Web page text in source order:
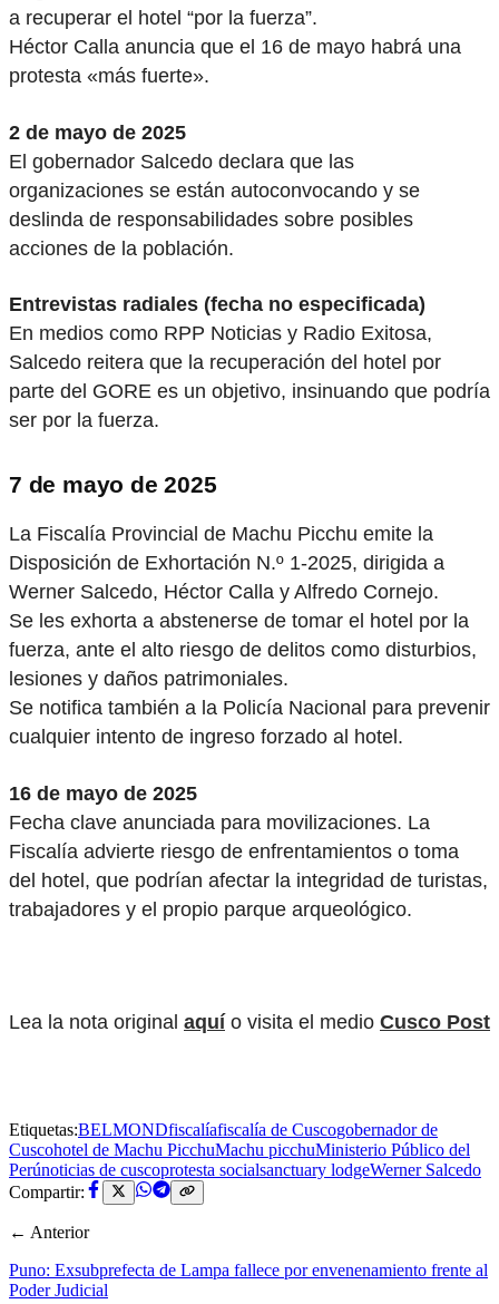
a recuperar el hotel “por la fuerza”.
Héctor Calla anuncia que el 16 de mayo habrá una
protesta «más fuerte».
2 de mayo de 2025
El gobernador Salcedo declara que las
organizaciones se están autoconvocando y se
deslinda de responsabilidades sobre posibles
acciones de la población.
Entrevistas radiales (fecha no especificada)
En medios como RPP Noticias y Radio Exitosa,
Salcedo reitera que la recuperación del hotel por
parte del GORE es un objetivo, insinuando que podría
ser por la fuerza.
7 de mayo de 2025
La Fiscalía Provincial de Machu Picchu emite la
Disposición de Exhortación N.º 1-2025, dirigida a
Werner Salcedo, Héctor Calla y Alfredo Cornejo.
Se les exhorta a abstenerse de tomar el hotel por la
fuerza, ante el alto riesgo de delitos como disturbios,
lesiones y daños patrimoniales.
Se notifica también a la Policía Nacional para prevenir
cualquier intento de ingreso forzado al hotel.
16 de mayo de 2025
Fecha clave anunciada para movilizaciones. La
Fiscalía advierte riesgo de enfrentamientos o toma
del hotel, que podrían afectar la integridad de turistas,
trabajadores y el propio parque arqueológico.
Lea la nota original aquío visita el medio Cusco Post
Etiquetas:BELMONDfiscalíafiscalía de Cuscogobernador de
Cuscohotel de Machu PicchuMachu picchuMinisterio Público del
Perúnoticias de cuscoprotesta socialsanctuary lodgeWerner Salcedo
Compartir:
← Anterior
Puno: Exsubprefecta de Lampa fallece por envenenamiento frente al
Poder Judicial